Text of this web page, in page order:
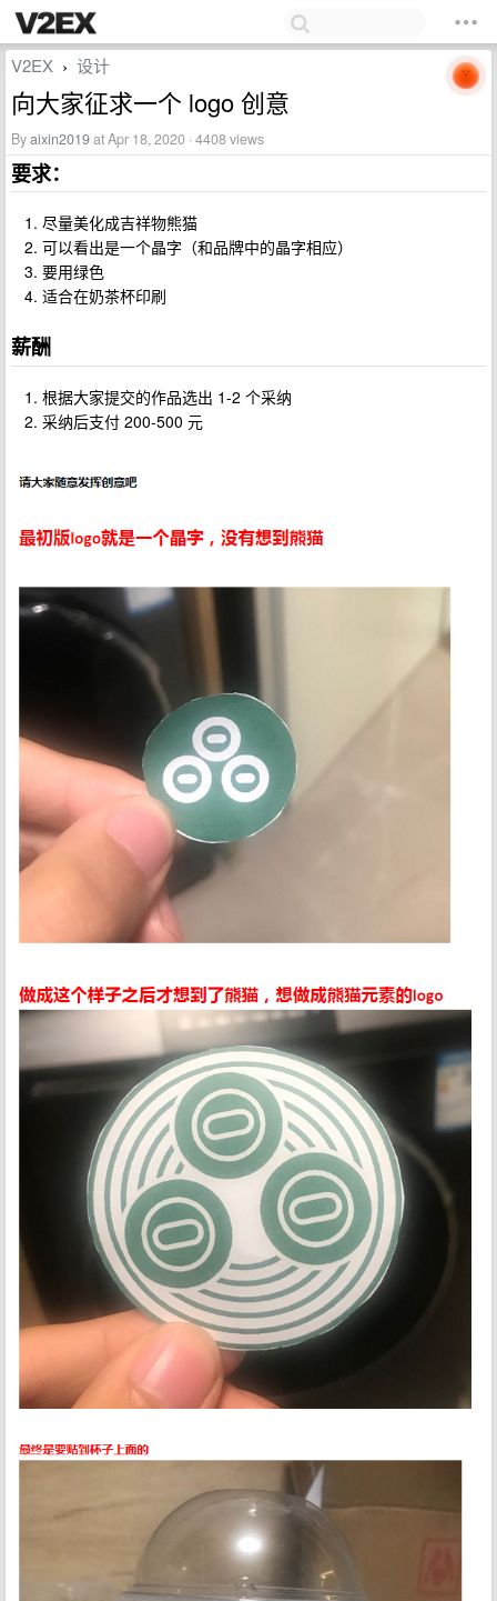
V2EX › 设计
向大家征求一个 logo 创意
Byaixin2019at Apr 18, 2020 · 4408 views
要求：
尽量美化成吉祥物熊猫
可以看出是一个晶字（和品牌中的晶字相应）
要用绿色
适合在奶茶杯印刷
薪酬
根据大家提交的作品选出 1-2 个采纳
采纳后支付 200-500 元